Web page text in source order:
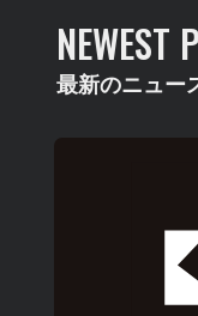
NEWEST
最新のニュー